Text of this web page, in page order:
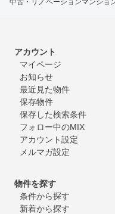
アカウント
マイページ
お知らせ
最近見た物件
保存物件
保存した検索条件
フォロー中のMIX
アカウント設定
メルマガ設定
物件を探す
条件から探す
新着から探す